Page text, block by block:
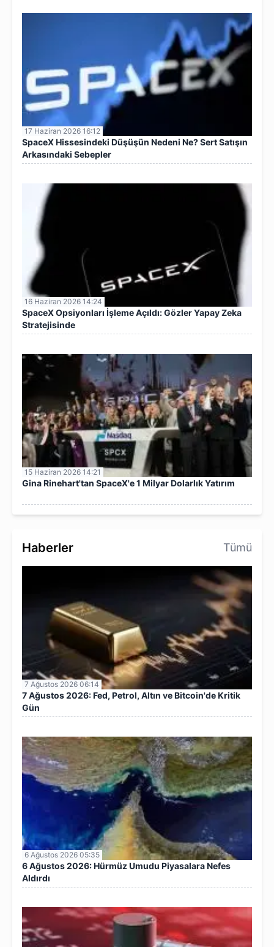
17 Haziran 2026 16:12
SpaceX Hissesindeki Düşüşün Nedeni Ne? Sert Satışın
Arkasındaki Sebepler
16 Haziran 2026 14:24
SpaceX Opsiyonları İşleme Açıldı: Gözler Yapay Zeka
Stratejisinde
15 Haziran 2026 14:21
Gina Rinehart'tan SpaceX'e 1 Milyar Dolarlık Yatırım
Haberler Tümü
7 Ağustos 2026 06:14
7 Ağustos 2026: Fed, Petrol, Altın ve Bitcoin'de Kritik
Gün
6 Ağustos 2026 05:35
6 Ağustos 2026: Hürmüz Umudu Piyasalara Nefes
Aldırdı